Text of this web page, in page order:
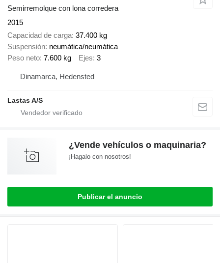
Semirremolque con lona corredera
2015
Capacidad de carga 37.400 kg
Suspensión neumática/neumática
Peso neto 7.600 kg Ejes 3
Dinamarca, Hedensted
Lastas A/S
¿Vende vehículos o maquinaria?
¡Hagalo con nosotros!
Publicar el anuncio